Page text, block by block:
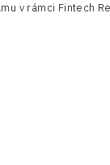
v rámci Fintech